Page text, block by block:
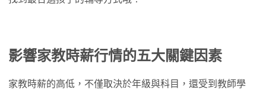
影響家教時薪行情的五大關鍵因素
家教時薪的高低，不僅取決於年級與科目，還受到教師學